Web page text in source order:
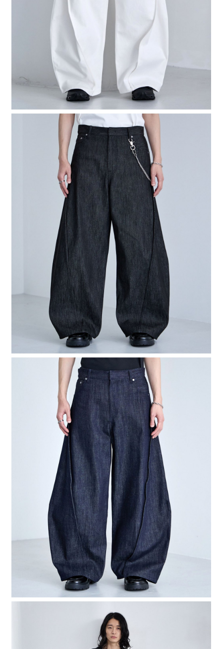
１．透過由恩沛科技股份有限公司提供之「AFTEE先享後付」服務完成之交
易，需依本服務之必要範圍內提供個人資料，並將交易相關給付款項請求債
權轉讓予恩沛科技股份有限公司。
２．關於個人資料處理事宜，請瀏覽以下網址： https://aftee.tw/terms/#terms3
３．未成年的使用者請事先徵得法定代理人或監護人之同意方可使用
「AFTEE先享後付」，若未經同意申辦者引起之損失，本公司不負相關責
４．使用「AFTEE先享後付」時，將依據個別帳號之用戶狀況，依本公司即
時審查核予不同之上限額度；若仍有額度不足之情形，本公司將視審查結果
請求用戶進行身份認證。
５．嚴禁一人註冊多個帳號或使用他人資訊註冊。若發現惡意使用之情形，
恩沛科技股份有限公司將有權停止該用戶之使用額度並採取法律行動。